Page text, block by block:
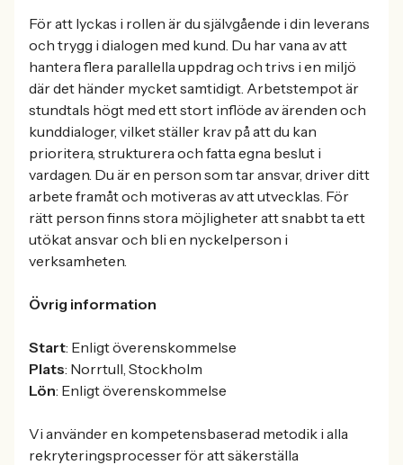
För att lyckas i rollen är du självgående i din leverans
och trygg i dialogen med kund. Du har vana av att
hantera flera parallella uppdrag och trivs i en miljö
där det händer mycket samtidigt. Arbetstempot är
stundtals högt med ett stort inflöde av ärenden och
kunddialoger, vilket ställer krav på att du kan
prioritera, strukturera och fatta egna beslut i
vardagen. Du är en person som tar ansvar, driver ditt
arbete framåt och motiveras av att utvecklas. För
rätt person finns stora möjligheter att snabbt ta ett
utökat ansvar och bli en nyckelperson i
verksamheten.
Övrig information
Start: Enligt överenskommelse
Plats: Norrtull, Stockholm
Lön: Enligt överenskommelse
Vi använder en kompetensbaserad metodik i alla
rekryteringsprocesser för att säkerställa